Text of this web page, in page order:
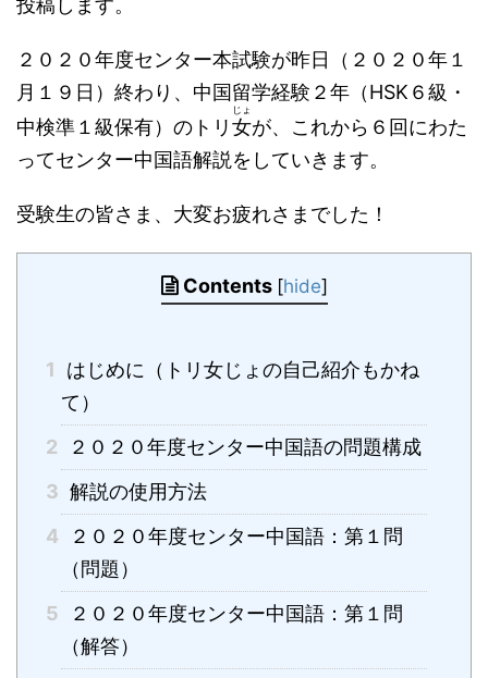
投稿します。
２０２０年度センター本試験が昨日（２０２０年１
月１９日）終わり、中国留学経験２年（HSK６級・
中検準１級保有）のトリ女
じょ
が、これから６回にわた
ってセンター中国語解説をしていきます。
受験生の皆さま、大変お疲れさまでした！
Contents [hide]
1
はじめに（トリ女じょの自己紹介もかね
て）
2
２０２０年度センター中国語の問題構成
3 解説の使用方法
4
２０２０年度センター中国語：第１問
（問題）
5
２０２０年度センター中国語：第１問
（解答）